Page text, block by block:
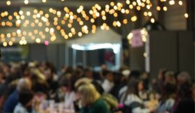
Hebdo25